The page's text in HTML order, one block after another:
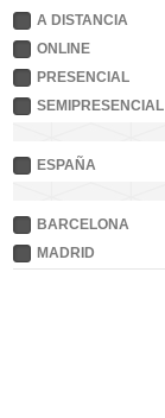
A DISTANCIA
ONLINE
PRESENCIAL
SEMIPRESENCIAL
ESPAÑA
BARCELONA
MADRID